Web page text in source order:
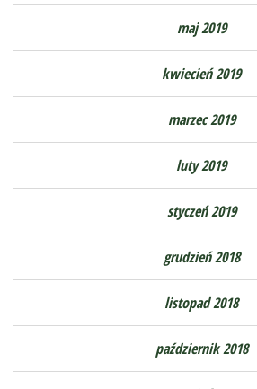
maj 2019
kwiecień 2019
marzec 2019
luty 2019
styczeń 2019
grudzień 2018
listopad 2018
październik 2018